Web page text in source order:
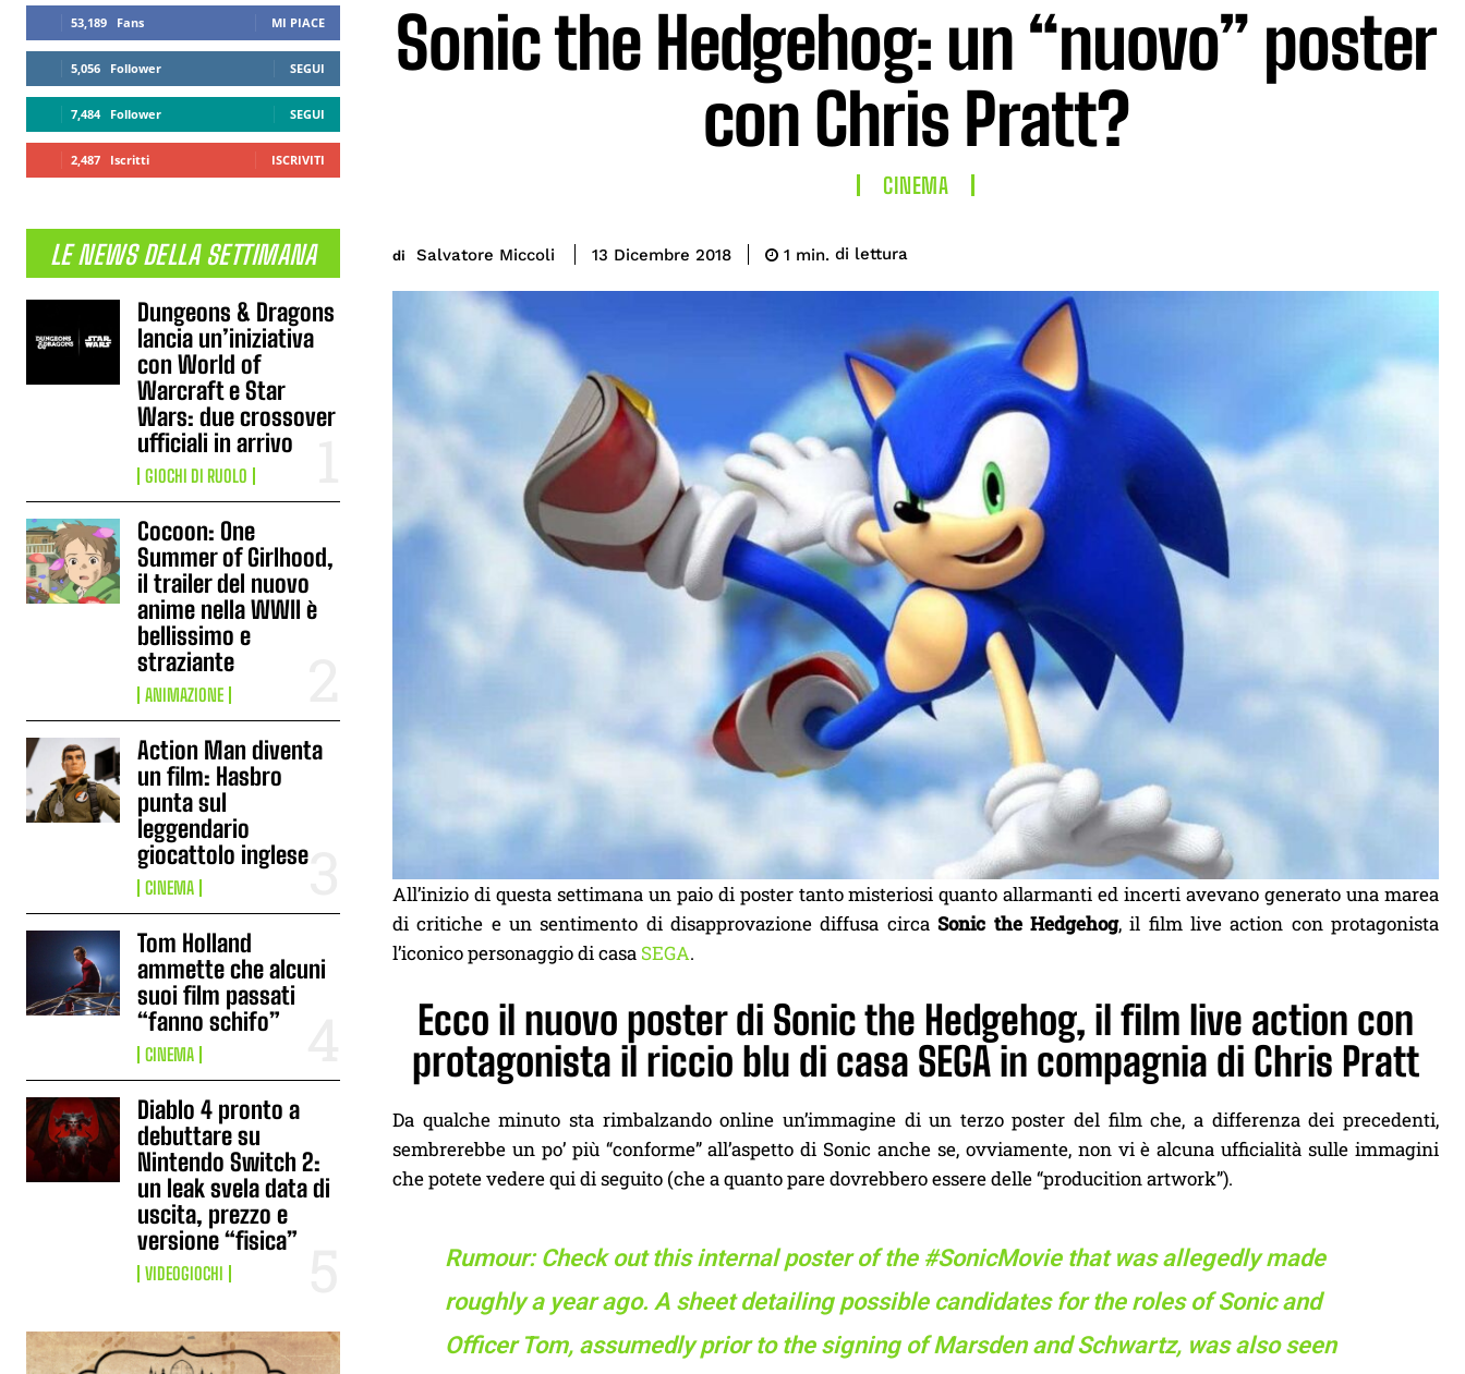
53,189 Fans MI PIACE
5,056 Follower SEGUI
7,484 Follower SEGUI
2,487 Iscritti ISCRIVITI
LE NEWS DELLA SETTIMANA
Dungeons & Dragons
lancia un’iniziativa
con World of
Warcraft e Star
Wars: due crossover
ufficiali in arrivo
GIOCHI DI RUOLO
Cocoon: One
Summer of Girlhood,
il trailer del nuovo
anime nella WWII è
bellissimo e
straziante
ANIMAZIONE
Action Man diventa
un film: Hasbro
punta sul
leggendario
giocattolo inglese
CINEMA
Tom Holland
ammette che alcuni
suoi film passati
“fanno schifo”
CINEMA
Diablo 4 pronto a
debuttare su
Nintendo Switch 2:
un leak svela data di
uscita, prezzo e
versione “fisica”
VIDEOGIOCHI
Sonic the Hedgehog: un “nuovo” poster
con Chris Pratt?
CINEMA
di Salvatore Miccoli 13 Dicembre 2018 1 min. di lettura
All’inizio di questa settimana un paio di poster tanto misteriosi quanto allarmanti ed incerti avevano generato una marea
di critiche e un sentimento di disapprovazione diffusa circaSonic the Hedgehog, il film live action con protagonista
l’iconico personaggio di casa SEGA.
Ecco il nuovo poster di Sonic the Hedgehog, il film live action con
protagonista il riccio blu di casa SEGA in compagnia di Chris Pratt
Da qualche minuto sta rimbalzando online un’immagine di un terzo poster del film che, a differenza dei precedenti,
sembrerebbe un po’ più “conforme” all’aspetto di Sonic anche se, ovviamente, non vi è alcuna ufficialità sulle immagini
che potete vedere qui di seguito (che a quanto pare dovrebbero essere delle “producition artwork”).
Rumour: Check out this internal poster of the #SonicMoviethat was allegedly made
roughly a year ago. A sheet detailing possible candidates for the roles of Sonic and
Officer Tom, assumedly prior to the signing of Marsden and Schwartz, was also seen